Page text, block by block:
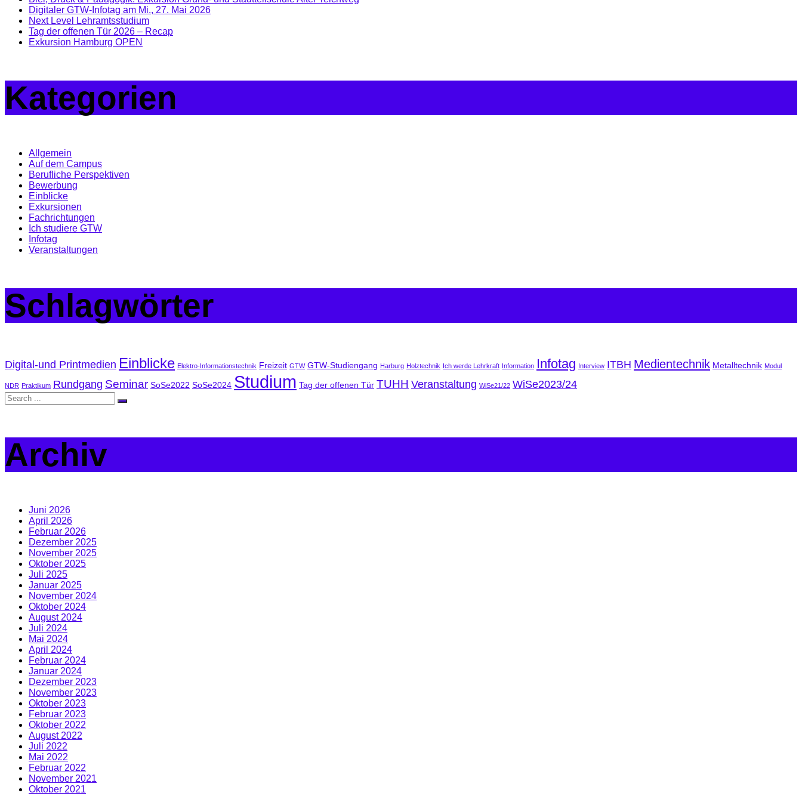
Digitaler GTW-Infotag am Mi., 27. Mai 2026
Next Level Lehramtsstudium
Tag der offenen Tür 2026 – Recap
Exkursion Hamburg OPEN
Kategorien
Allgemein
Auf dem Campus
Berufliche Perspektiven
Bewerbung
Einblicke
Exkursionen
Fachrichtungen
Ich studiere GTW
Infotag
Veranstaltungen
Schlagwörter
Digital-und Printmedien Einblicke Elektro-Informationstechnik Freizeit GTW GTW-Studiengang Harburg Holztechnik Ich werde Lehrkraft Information Infotag Interview ITBH Medientechnik Metalltechnik Modul
NDR Praktikum Rundgang Seminar SoSe2022 SoSe2024 Studium Tag der offenen Tür TUHH Veranstaltung WiSe21/22 WiSe2023/24
Archiv
Juni 2026
April 2026
Februar 2026
Dezember 2025
November 2025
Oktober 2025
Juli 2025
Januar 2025
November 2024
Oktober 2024
August 2024
Juli 2024
Mai 2024
April 2024
Februar 2024
Januar 2024
Dezember 2023
November 2023
Oktober 2023
Februar 2023
Oktober 2022
August 2022
Juli 2022
Mai 2022
Februar 2022
November 2021
Oktober 2021